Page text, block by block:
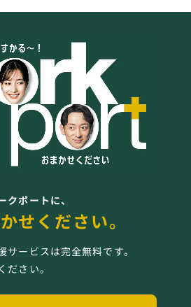
クポートに、
せください。
サービスは完全無料です。
ださい。